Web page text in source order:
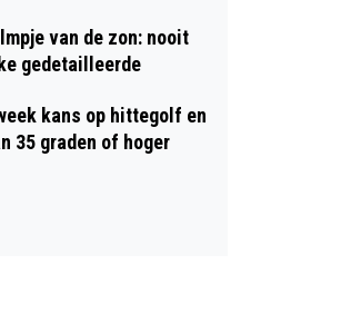
van de zon: nooit
gedetailleerde
kans op hittegolf en
35 graden of hoger